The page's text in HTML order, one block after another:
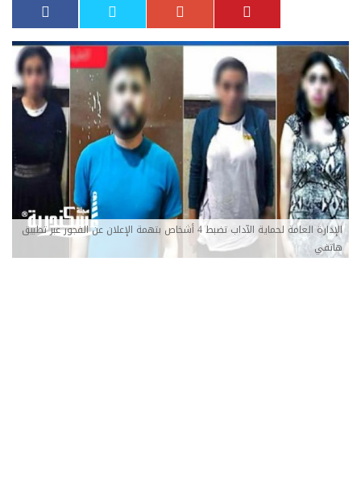
الإدارة العامة لحماية الآداب تضبط 4 أشخاص بتهمة الإعلان عن الفجور عبر تطبيق
هاتفي